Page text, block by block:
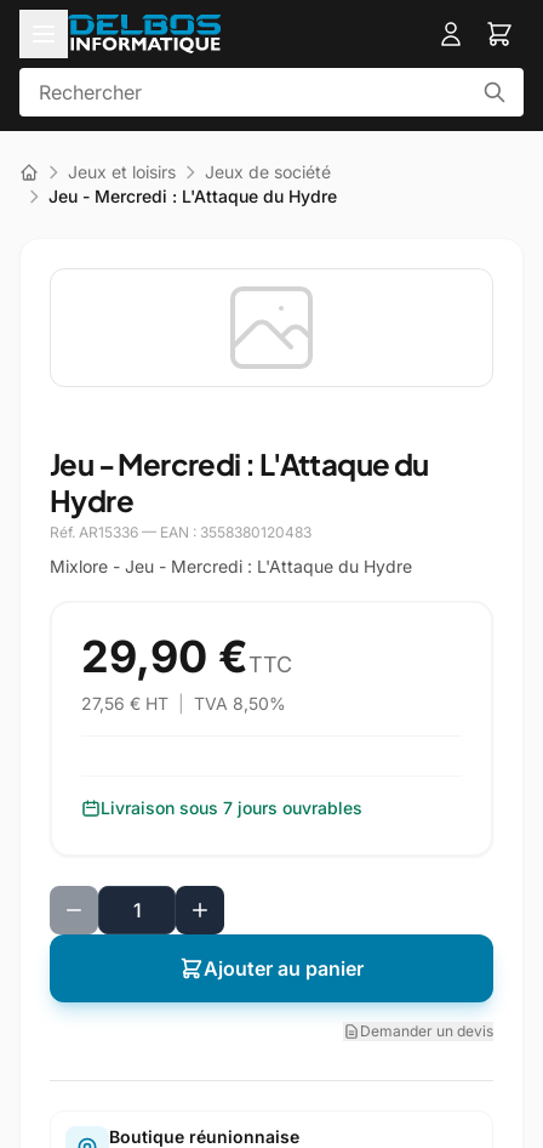
Jeux et loisirs
Jeux de société
Jeu - Mercredi : L'Attaque du Hydre
Jeu - Mercredi : L'Attaque du
Hydre
Réf. AR15336 — EAN : 3558380120483
Mixlore - Jeu - Mercredi : L'Attaque du Hydre
29,90 €TTC
27,56 € HT TVA 8,50%
Livraison sous 7 jours ouvrables
Ajouter au panier
Demander un devis
Boutique réunionnaise